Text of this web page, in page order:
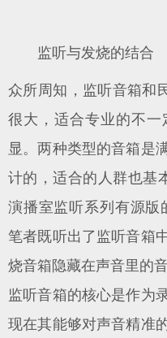
监听与发烧的结合
众所周知，监听音箱和
很大，适合专业的不
显。两种类型的音箱是
计的，适合的人群也基
演播室监听系列有源版
笔者既听出了监听音箱
烧音箱隐藏在声音里的音
监听音箱的核心是作为
现在其能够对声音精准